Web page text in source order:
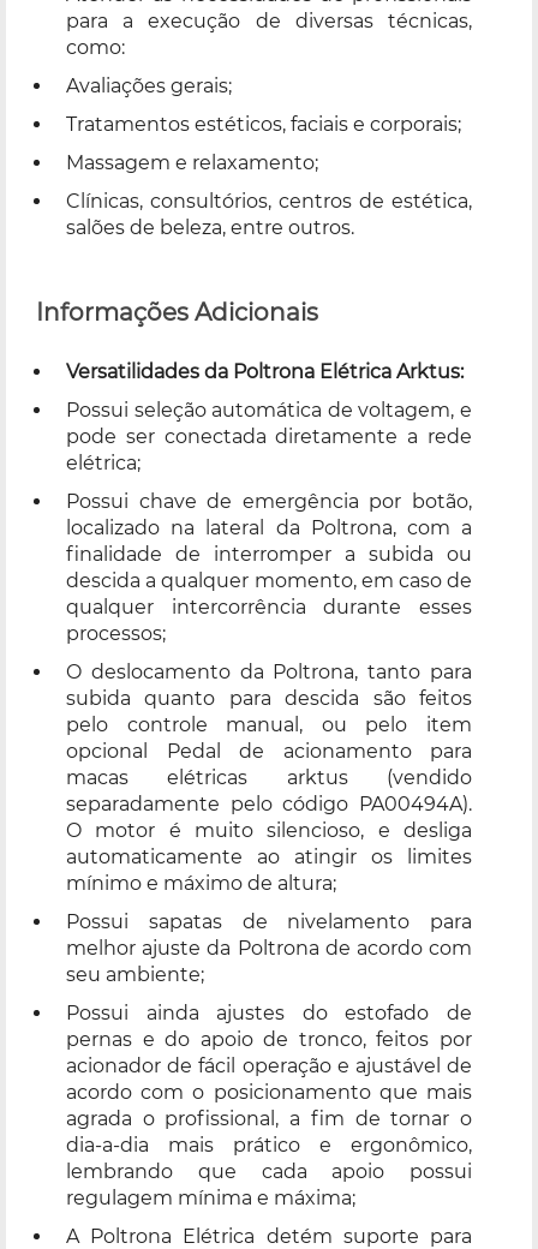
para a execução de diversas técnicas,
como:
Avaliações gerais;
Tratamentos estéticos, faciais e corporais;
Massagem e relaxamento;
Clínicas, consultórios, centros de estética,
salões de beleza, entre outros.
Informações Adicionais
Versatilidades da Poltrona Elétrica Arktus:
Possui seleção automática de voltagem, e
pode ser conectada diretamente a rede
elétrica;
Possui chave de emergência por botão,
localizado na lateral da Poltrona, com a
finalidade de interromper a subida ou
descida a qualquer momento, em caso de
qualquer intercorrência durante esses
processos;
O deslocamento da Poltrona, tanto para
subida quanto para descida são feitos
pelo controle manual, ou pelo item
opcional Pedal de acionamento para
macas elétricas arktus (vendido
separadamente pelo código PA00494A).
O motor é muito silencioso, e desliga
automaticamente ao atingir os limites
mínimo e máximo de altura;
Possui sapatas de nivelamento para
melhor ajuste da Poltrona de acordo com
seu ambiente;
Possui ainda ajustes do estofado de
pernas e do apoio de tronco, feitos por
acionador de fácil operação e ajustável de
acordo com o posicionamento que mais
agrada o profissional, a fim de tornar o
dia-a-dia mais prático e ergonômico,
lembrando que cada apoio possui
regulagem mínima e máxima;
A Poltrona Elétrica detém suporte para